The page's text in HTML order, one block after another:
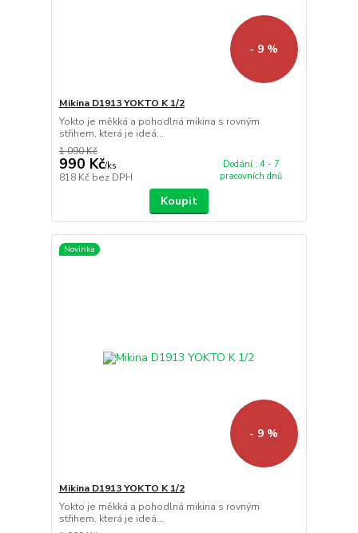
- 9 %
Mikina D1913 YOKTO K 1/2
Yokto je měkká a pohodlná mikina s rovným
střihem, která je ideá...
1 090 Kč
990 Kč/ks
818 Kč bez DPH
Dodání : 4 - 7
pracovních dnů
Koupit
Novinka
- 9 %
Mikina D1913 YOKTO K 1/2
Yokto je měkká a pohodlná mikina s rovným
střihem, která je ideá...